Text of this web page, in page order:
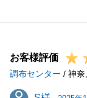
特に、海外出
ただけたこと
今後も不動産
ら、いつでも
お客様評価
調布センター / 神奈
S様